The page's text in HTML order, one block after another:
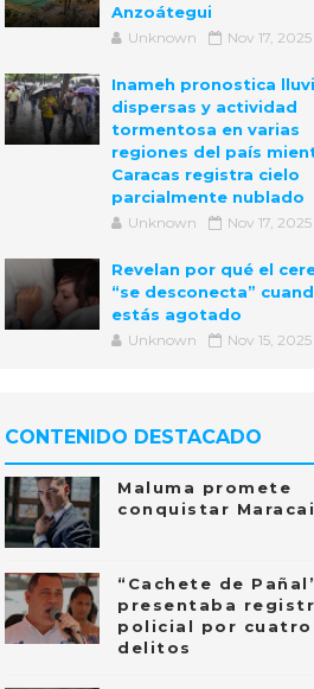
Anzoátegui
Unknown Nov 17, 2025
Inameh pronostica
dispersas y actividad
tormentosa en varias
regiones del país
Caracas registra cielo
parcialmente nublado
Unknown Nov 17, 2025
Revelan por qué el
“se desconecta”
estás agotado
Unknown Nov 15, 2025
CONTENIDO DESTACADO
Maluma promete
conquistar
“Cachete de
presentaba
policial por cuatro
delitos